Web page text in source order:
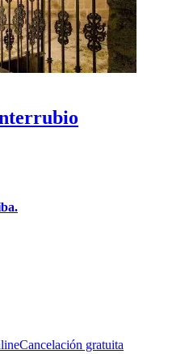
Cancelación gratuita